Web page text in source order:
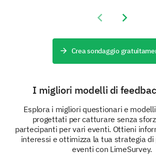
better plan our event.
Weekday Weekend
Please indicate a date and time
the next three months that would
convenient for you to attend our
Previous slide
Next slide
Crea sondaggio
I migliori modelli di
Esplora i migliori questionari e
progettati per catturare senza
partecipanti per vari eventi. Ottieni
interessi e ottimizza la tua strategia di
eventi con LimeSurvey.